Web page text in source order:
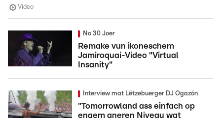
Video
No 30 Joer
Remake vun ikoneschem
Jamiroquai-Video "Virtual
Insanity"
Interview mat Lëtzebuerger DJ Ogazón
"Tomorrowland ass einfach op
engem aneren Niveau wat